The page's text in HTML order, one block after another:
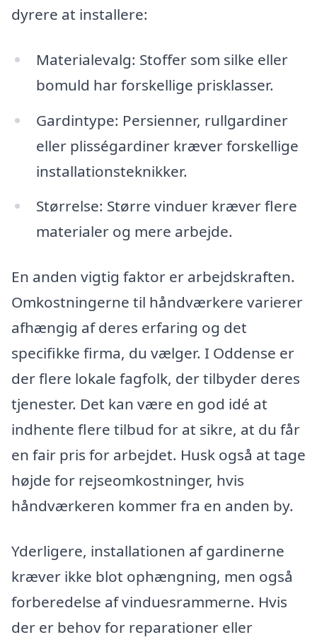
dyrere at installere:
Materialevalg: Stoffer som silke eller
bomuld har forskellige prisklasser.
Gardintype: Persienner, rullgardiner
eller plisségardiner kræver forskellige
installationsteknikker.
Størrelse: Større vinduer kræver flere
materialer og mere arbejde.
En anden vigtig faktor er arbejdskraften.
Omkostningerne til håndværkere varierer
afhængig af deres erfaring og det
specifikke firma, du vælger. I Oddense er
der flere lokale fagfolk, der tilbyder deres
tjenester. Det kan være en god idé at
indhente flere tilbud for at sikre, at du får
en fair pris for arbejdet. Husk også at tage
højde for rejseomkostninger, hvis
håndværkeren kommer fra en anden by.
Yderligere, installationen af gardinerne
kræver ikke blot ophængning, men også
forberedelse af vinduesrammerne. Hvis
der er behov for reparationer eller